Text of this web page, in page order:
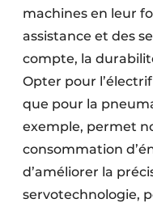
machines en leur
assistance et des
compte, la
Opter pour
que pour la
exemple, permet
consommation
d’améliorer la
servotechnologie,